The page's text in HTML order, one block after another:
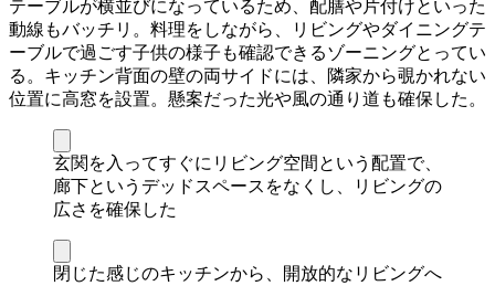
テーブルが横並びになっているため、配膳や片付けといった
動線もバッチリ。料理をしながら、リビングやダイニングテ
ーブルで過ごす子供の様子も確認できるゾーニングとってい
る。キッチン背面の壁の両サイドには、隣家から覗かれない
位置に高窓を設置。懸案だった光や風の通り道も確保した。
玄関を入ってすぐにリビング空間という配置で、
廊下というデッドスペースをなくし、リビングの
広さを確保した
閉じた感じのキッチンから、開放的なリビングへ